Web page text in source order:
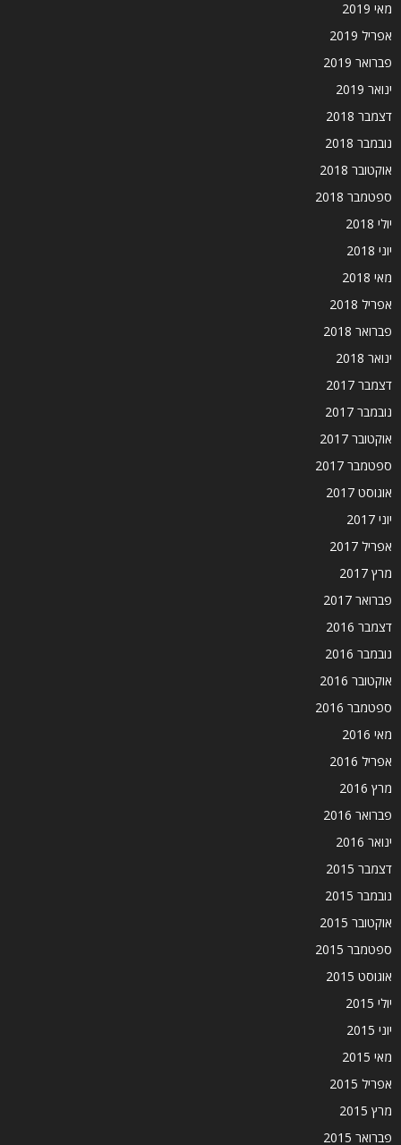
מאי 2019
אפריל 2019
פברואר 2019
ינואר 2019
דצמבר 2018
נובמבר 2018
אוקטובר 2018
ספטמבר 2018
יולי 2018
יוני 2018
מאי 2018
אפריל 2018
פברואר 2018
ינואר 2018
דצמבר 2017
נובמבר 2017
אוקטובר 2017
ספטמבר 2017
אוגוסט 2017
יוני 2017
אפריל 2017
מרץ 2017
פברואר 2017
דצמבר 2016
נובמבר 2016
אוקטובר 2016
ספטמבר 2016
מאי 2016
אפריל 2016
מרץ 2016
פברואר 2016
ינואר 2016
דצמבר 2015
נובמבר 2015
אוקטובר 2015
ספטמבר 2015
אוגוסט 2015
יולי 2015
יוני 2015
מאי 2015
אפריל 2015
מרץ 2015
פברואר 2015